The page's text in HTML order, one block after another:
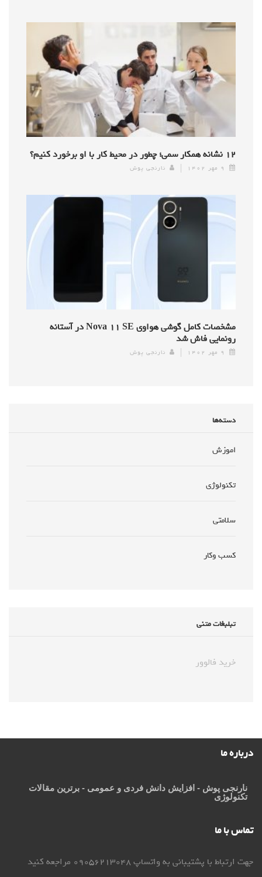
۱۲ نشانه همکار سمی؛ چطور در محیط کار با او برخورد کنیم؟
۹ مهر ۱۴۰۲ نارنجی پوش
مشخصات کامل گوشی هواوی Nova ۱۱ SE در آستانه
رونمایی فاش شد
۹ مهر ۱۴۰۲ نارنجی پوش
دسته‌ها
اموزش
تکنولوژی
سلامتی
کسب وکار
تبلبغات متنی
خرید فالوور
درباره ما
نارنجی پوش - افزایش دانش فردی و عمومی - برترین مقالات
تکنولوژی
تماس با ما
جهت ارتباط با پشتیبانی به واتساپ 09056213048 مراجعه کنید